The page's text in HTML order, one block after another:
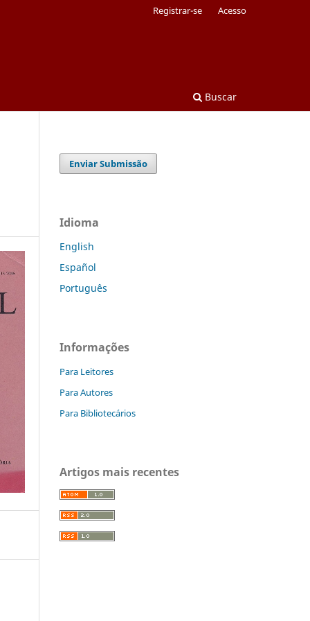
Buscar
Registrar-se Acesso
Enviar Submissão
Idioma
English
Español
Português
Informações
Para Leitores
Para Autores
Para Bibliotecários
Artigos mais recentes